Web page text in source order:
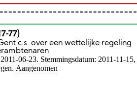
77)
c.s. over een wettelijke regeling
06-23. Stemmingsdatum: 2011-11-15,
Aangenomen